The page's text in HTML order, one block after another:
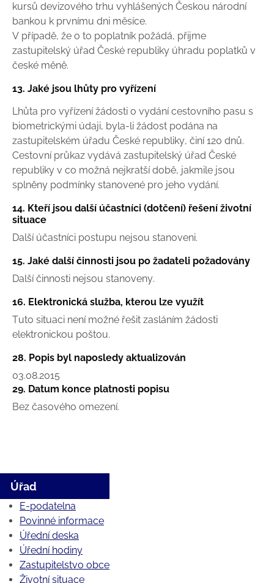
kursů devizového trhu vyhlášených Českou národní
bankou k prvnímu dni měsíce.
V případě, že o to poplatník požádá, přijme
zastupitelský úřad České republiky úhradu poplatků v
české měně.
13. Jaké jsou lhůty pro vyřízení
Lhůta pro vyřízení žádosti o vydání cestovního pasu s
biometrickými údaji, byla-li žádost podána na
zastupitelském úřadu České republiky, činí 120 dnů.
Cestovní průkaz vydává zastupitelský úřad České
republiky v co možná nejkratší době, jakmile jsou
splněny podmínky stanovené pro jeho vydání.
14. Kteří jsou další účastníci (dotčení) řešení životní
situace
Další účastníci postupu nejsou stanoveni.
15. Jaké další činnosti jsou po žadateli požadovány
Další činnosti nejsou stanoveny.
16. Elektronická služba, kterou lze využít
Tuto situaci není možné řešit zasláním žádosti
elektronickou poštou.
28. Popis byl naposledy aktualizován
03.08.2015
29. Datum konce platnosti popisu
Bez časového omezení.
Úřad
E-podatelna
Povinné informace
Úřední deska
Úřední hodiny
Zastupitelstvo obce
Životní situace